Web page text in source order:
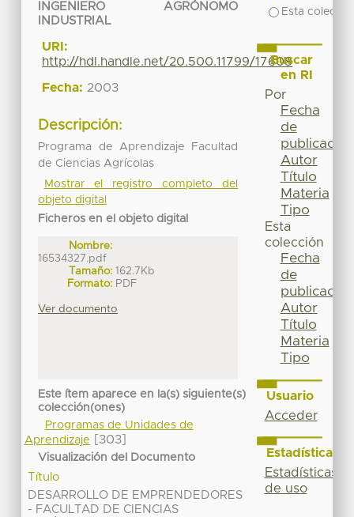
INGENIERO AGRÓNOMO
INDUSTRIAL
URI:
http://hdl.handle.net/20.500.11799/17608
Fecha: 2003
Descripción:
Programa de Aprendizaje Facultad
de Ciencias Agrícolas
Mostrar el registro completo del
objeto digital
Ficheros en el objeto digital
Nombre:
16534327.pdf
Tamaño: 162.7Kb
Formato: PDF
Ver documento
Este ítem aparece en la(s) siguiente(s)
colección(ones)
Programas de Unidades de
Aprendizaje
[303]
Visualización del Documento
Título
DESARROLLO DE EMPRENDEDORES
- FACULTAD DE CIENCIAS
Esta
Buscar
en RI
Por
Fecha
de
publicación
Autor
Título
Materia
Tipo
Esta
colección
Fecha
de
publicación
Autor
Título
Materia
Tipo
Usuario
Acceder
Estadísticas
Estadísticas
de uso